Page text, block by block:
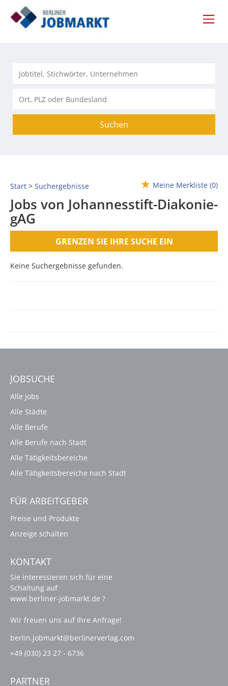
Suchen
Start Suchergebnisse Meine Merkliste (0)
Jobs von Johannesstift-Diakonie-
gAG
GRENZEN SIE IHRE SUCHE EIN
Keine Suchergebnisse gefunden.
JOBSUCHE
Alle Jobs
Alle Städte
Alle Berufe
Alle Berufe nach Stadt
Alle Tätigkeitsbereiche
Alle Tätigkeitsbereiche nach Stadt
FÜR ARBEITGEBER
Preise und Produkte
Anzeige schalten
KONTAKT
Sie interessieren sich für eine
Schaltung auf
www.berliner-jobmarkt.de ?
Wir freuen uns auf Ihre Anfrage!
berlin.jobmarkt@berlinerverlag.com
+49 (030) 23 27 - 6736
PARTNER